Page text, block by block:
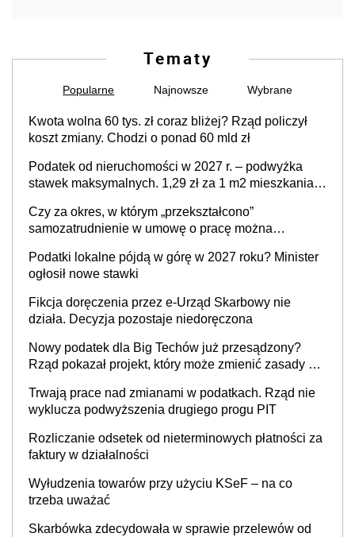
Tematy
Popularne Najnowsze Wybrane
Kwota wolna 60 tys. zł coraz bliżej? Rząd policzył
koszt zmiany. Chodzi o ponad 60 mld zł
Podatek od nieruchomości w 2027 r. – podwyżka
stawek maksymalnych. 1,29 zł za 1 m2 mieszkania,
prowadzeniem działalności gospodarczej
Czy za okres, w którym „przekształcono”
samozatrudnienie w umowę o pracę można
cywilnoprawnej jedynym racjonalnym wyjściem
Podatki lokalne pójdą w górę w 2027 roku? Minister
ogłosił nowe stawki
Fikcja doręczenia przez e-Urząd Skarbowy nie
działa. Decyzja pozostaje niedoręczona
Nowy podatek dla Big Techów już przesądzony?
Rząd pokazał projekt, który może zmienić zasady gry
Trwają prace nad zmianami w podatkach. Rząd nie
wyklucza podwyższenia drugiego progu PIT
Rozliczanie odsetek od nieterminowych płatności za
faktury w działalności
Wyłudzenia towarów przy użyciu KSeF – na co
trzeba uważać
Skarbówka zdecydowała w sprawie przelewów od